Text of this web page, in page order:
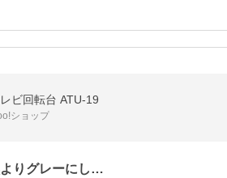
ビ回転台 ATU-19
ショップ
りグレーにし…